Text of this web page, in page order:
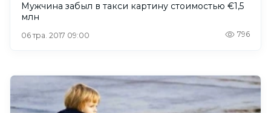
Мужчина забыл в такси картину стоимостью €1,5
млн
06 тра. 2017 09:00 796